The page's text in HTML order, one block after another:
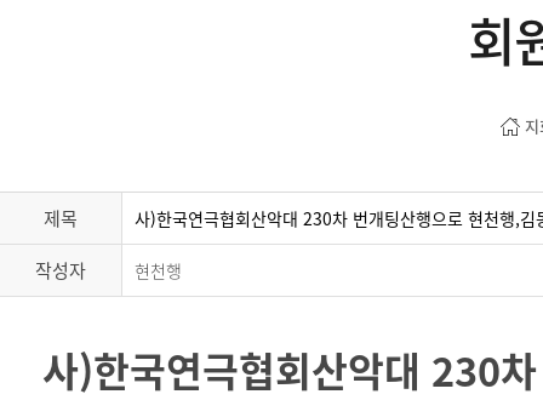
회
제목 사)한국연극협회산악대 230차 번개팅산행으로 현천행,
작성자 현천행
사)한국연극협회산악대 230